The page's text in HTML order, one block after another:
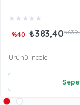
★ ★ ★ ★ ★
₺383,40
%40
Ürünü İncele